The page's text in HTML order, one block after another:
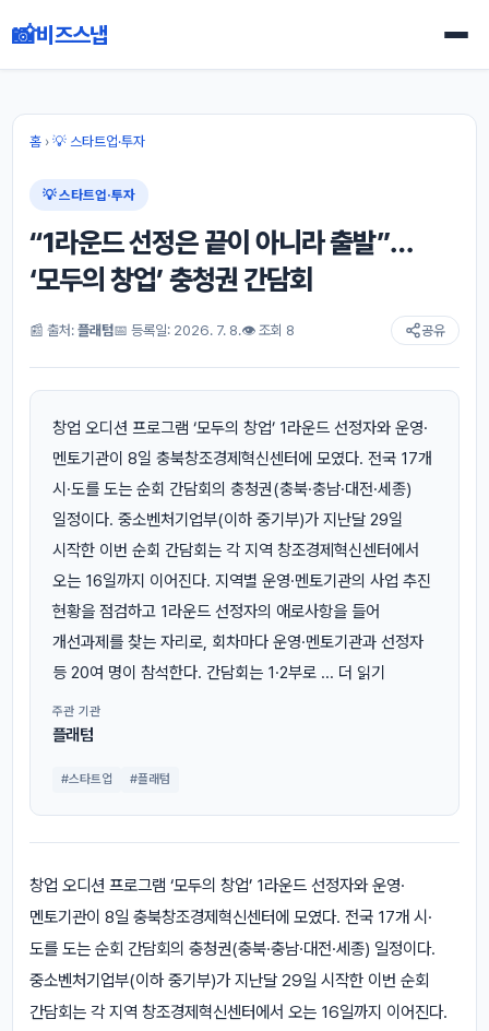
📸비즈스냅
홈› 💡 스타트업·투자
💡 스타트업·투자
“1라운드 선정은 끝이 아니라 출발”…
‘모두의 창업’ 충청권 간담회
📰 출처: 플래텀📅 등록일: 2026. 7. 8.👁 조회 8 공유
창업 오디션 프로그램 ‘모두의 창업’ 1라운드 선정자와 운영·
멘토기관이 8일 충북창조경제혁신센터에 모였다. 전국 17개
시·도를 도는 순회 간담회의 충청권(충북·충남·대전·세종)
일정이다. 중소벤처기업부(이하 중기부)가 지난달 29일
시작한 이번 순회 간담회는 각 지역 창조경제혁신센터에서
오는 16일까지 이어진다. 지역별 운영·멘토기관의 사업 추진
현황을 점검하고 1라운드 선정자의 애로사항을 들어
개선과제를 찾는 자리로, 회차마다 운영·멘토기관과 선정자
등 20여 명이 참석한다. 간담회는 1·2부로 ... 더 읽기
주관 기관
플래텀
#스타트업 #플래텀
창업 오디션 프로그램 ‘모두의 창업’ 1라운드 선정자와 운영·
멘토기관이 8일 충북창조경제혁신센터에 모였다. 전국 17개 시·
도를 도는 순회 간담회의 충청권(충북·충남·대전·세종) 일정이다.
중소벤처기업부(이하 중기부)가 지난달 29일 시작한 이번 순회
간담회는 각 지역 창조경제혁신센터에서 오는 16일까지 이어진다.